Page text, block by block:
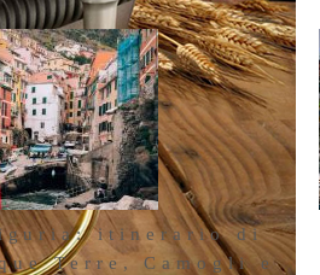
itinerario di
Terre, Camogli e